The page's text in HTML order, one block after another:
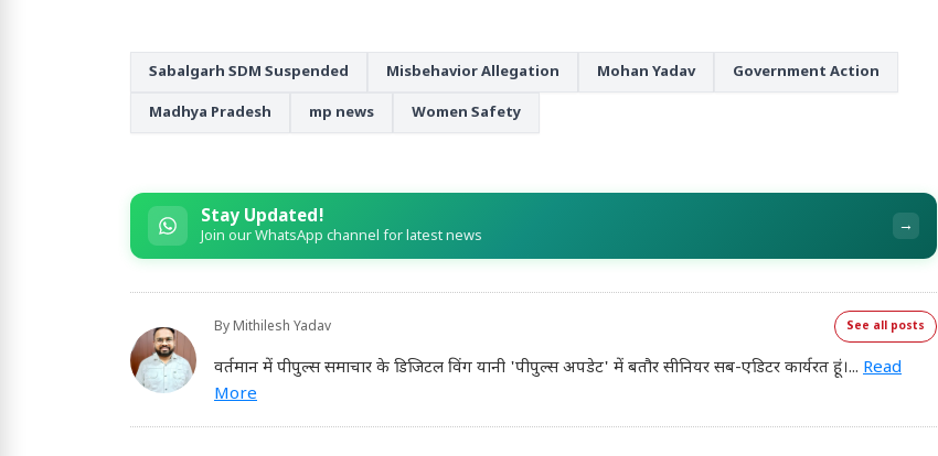
Sabalgarh SDM Suspended Misbehavior Allegation Mohan Yadav Government Action
Madhya Pradesh mp news Women Safety
Stay Updated!
Join our WhatsApp channel for latest news →
By Mithilesh Yadav See all posts
वर्तमान में पीपुल्स समाचार के डिजिटल विंग यानी 'पीपुल्स अपडेट' में बतौर सीनियर सब-एडिटर कार्यरत हूं।... Read
More